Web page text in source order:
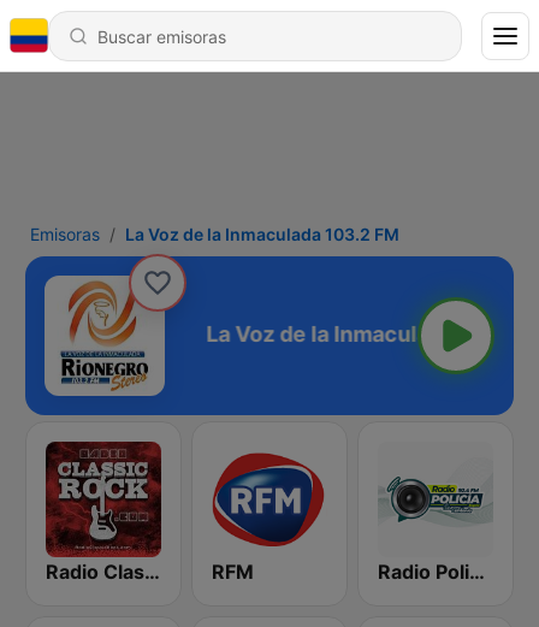
Emisoras La Voz de la Inmaculada 103.2 FM
103.2 FM
Radio Classic Rock RFM Radio Policía 92.4 FM